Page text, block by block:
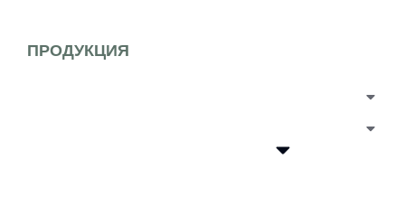
ПРОДУКЦИЯ